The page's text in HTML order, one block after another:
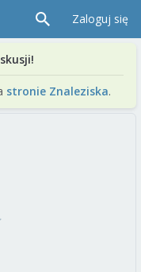
Zaloguj się
stronie Znaleziska.